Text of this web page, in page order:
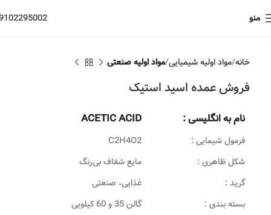
منو
خانه مواد اولیه شیمیایی مواد اولیه صنعتی
فروش عمده اسید استیک
نام به انگلیسی : ACETIC ACID
فرمول شیمایی :
C2H4O2
شکل ظاهری :
مایع شفاف بی‌رنگ
گرید :
غذایی، صنعتی
بسته بندی :
گالن 35 و 60 کیلویی